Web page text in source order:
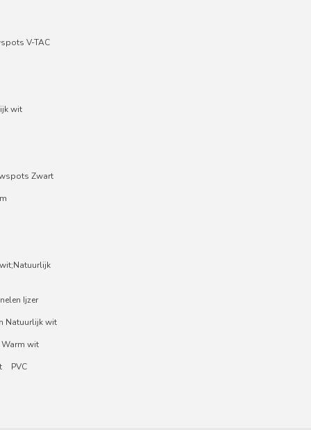
V-TAC
wit
Zwart
Ijzer
Natuurlijk wit
Warm wit
PVC